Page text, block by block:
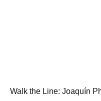
Walk the Line: Joaquín